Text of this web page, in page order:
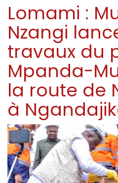
Lomami :
Nzangi
travaux du
Mpanda-
la route de
à